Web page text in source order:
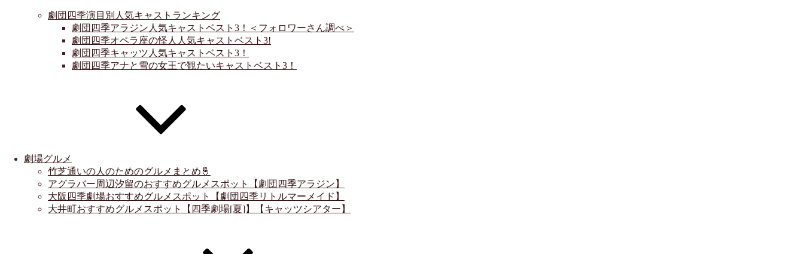
劇団四季演目別人気キャストランキング
劇団四季アラジン人気キャストベスト3！＜フォロワーさん調べ＞
劇団四季オペラ座の怪人人気キャストベスト3!
劇団四季キャッツ人気キャストベスト3！
劇団四季アナと雪の女王で観たいキャストベスト3！
劇場グルメ
竹芝通いの人のためのグルメまとめ🤞
アグラバー周辺汐留のおすすめグルメスポット【劇団四季アラジン】
大阪四季劇場おすすめグルメスポット【劇団四季リトルマーメイド】
大井町おすすめグルメスポット【四季劇場[夏]】【キャッツシアター】